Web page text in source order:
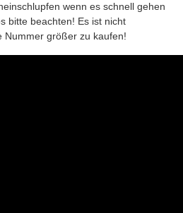
wenn es schnell gehen
bitte beachten! Es ist nicht
Nummer größer zu kaufen!